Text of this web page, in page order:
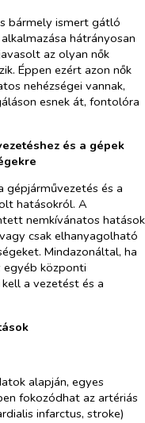
bármely ismert gátló
hátrányosan
az olyan nők
Éppen ezért azon nők
nehézségei vannak,
esnek át, fontolóra
és a gépek
gépjárművezetés és a
hatásokról. A
nemkívánatos hatások
csak elhanyagolható
Mindazonáltal, ha
egyéb központi
a vezetést és a
alapján, egyes
fokozódhat az artériás
infarctus, stroke)